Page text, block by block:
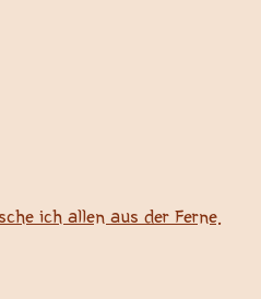
ich allen aus der Ferne.